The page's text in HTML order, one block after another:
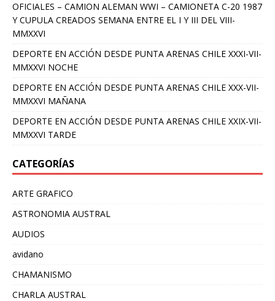
OFICIALES – CAMION ALEMAN WWI – CAMIONETA C-20 1987
Y CUPULA CREADOS SEMANA ENTRE EL I Y III DEL VIII-
MMXXVI
DEPORTE EN ACCIÓN DESDE PUNTA ARENAS CHILE XXXI-VII-
MMXXVI NOCHE
DEPORTE EN ACCIÓN DESDE PUNTA ARENAS CHILE XXX-VII-
MMXXVI MAÑANA
DEPORTE EN ACCIÓN DESDE PUNTA ARENAS CHILE XXIX-VII-
MMXXVI TARDE
CATEGORÍAS
ARTE GRAFICO
ASTRONOMIA AUSTRAL
AUDIOS
avidano
CHAMANISMO
CHARLA AUSTRAL